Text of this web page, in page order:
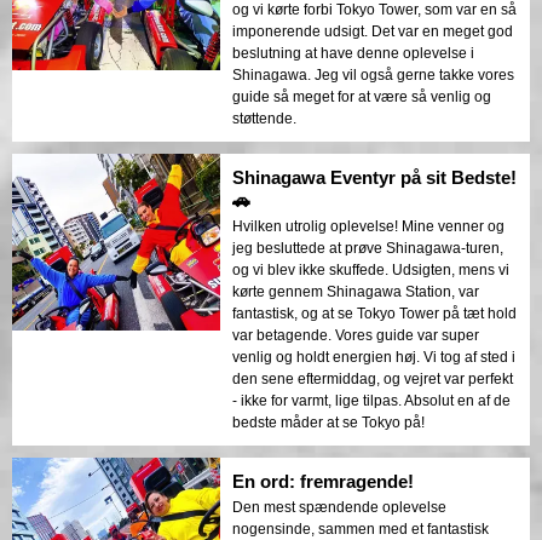
og vi kørte forbi Tokyo Tower, som var en så
imponerende udsigt. Det var en meget god
beslutning at have denne oplevelse i
Shinagawa. Jeg vil også gerne takke vores
guide så meget for at være så venlig og
støttende.
Shinagawa Eventyr på sit Bedste!
🚗
Hvilken utrolig oplevelse! Mine venner og
jeg besluttede at prøve Shinagawa-turen,
og vi blev ikke skuffede. Udsigten, mens vi
kørte gennem Shinagawa Station, var
fantastisk, og at se Tokyo Tower på tæt hold
var betagende. Vores guide var super
venlig og holdt energien høj. Vi tog af sted i
den sene eftermiddag, og vejret var perfekt
- ikke for varmt, lige tilpas. Absolut en af de
bedste måder at se Tokyo på!
En ord: fremragende!
Den mest spændende oplevelse
nogensinde, sammen med et fantastisk